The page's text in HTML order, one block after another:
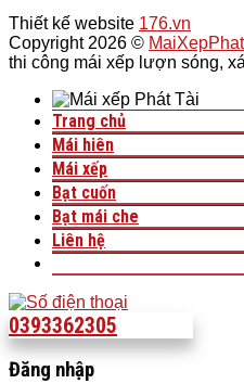
Thiết kế website 176.vn
Copyright 2026 ©
thi công mái xếp lượn sóng,
Trang chủ
Mái hiên
Mái xếp
Bạt cuốn
Bạt mái che
Liên hệ
0393362305
Đăng nhập